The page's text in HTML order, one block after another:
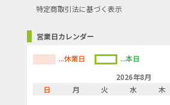
特定商取引法に基づく表示
営業日カレンダー
...休業日
...本日
2026年8月
日
月 火 水 木